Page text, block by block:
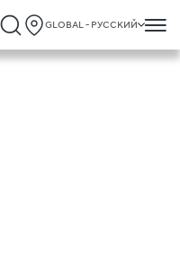
GLOBAL - РУССКИЙ